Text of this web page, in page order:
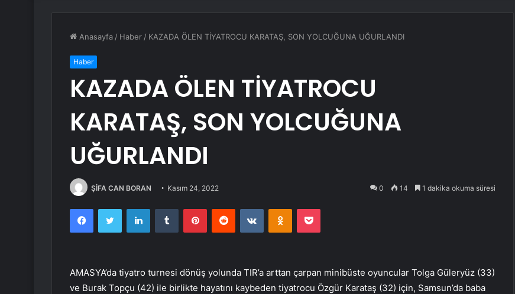
Anasayfa / Haber / KAZADA ÖLEN TİYATROCU KARATAŞ, SON YOLCUĞUNA UĞURLANDI
Haber
KAZADA ÖLEN TİYATROCU
KARATAŞ, SON YOLCUĞUNA
UĞURLANDI
ŞİFA CAN BORAN Kasım 24, 2022 0 14 1 dakika okuma süresi
FacebookTwitter LinkedInTumblr PinterestReddit VKontakteOdnoklassniki
Pocket
AMASYA’da tiyatro turnesi dönüş yolunda TIR’a arttan çarpan minibüste oyuncular Tolga Güleryüz (33)
ve Burak Topçu (42) ile birlikte hayatını kaybeden tiyatrocu Özgür Karataş (32) için, Samsun’da baba